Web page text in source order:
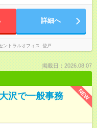
詳細へ
トラルオフィス_登戸
掲載日：2026.08.07
NEW
沢で一般事務